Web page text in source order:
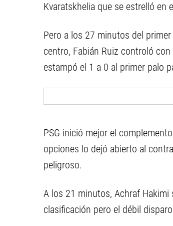
Kvaratskhelia que se estrelló en
Pero a los 27 minutos del
centro, Fabián Ruiz controló
estampó el 1 a 0 al primer palo
PSG inició mejor el
opciones lo dejó abierto al
peligroso.
A los 21 minutos, Achraf Hakimi
clasificación pero el débil